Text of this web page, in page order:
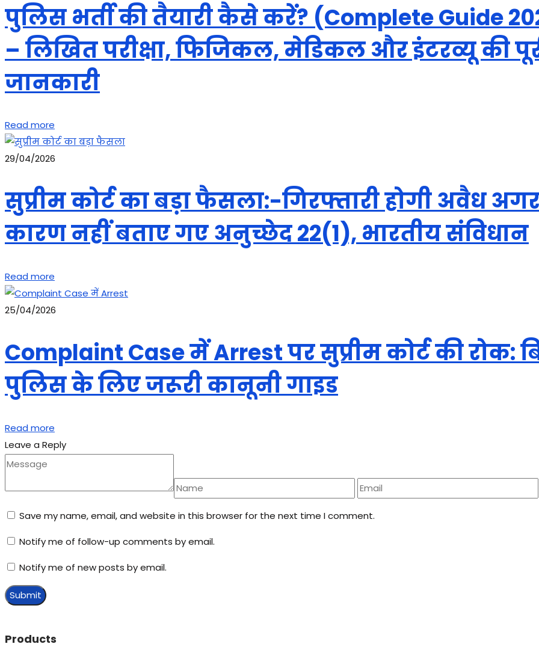
पुलिस भर्ती की तैयारी कैसे करें? (Complete Guide
– लिखित परीक्षा, फिजिकल, मेडिकल और इंटरव्यू की
जानकारी
Read more
29/04/2026
सुप्रीम कोर्ट का बड़ा फैसला:-गिरफ्तारी होगी अवैध
कारण नहीं बताए गए अनुच्छेद 22(1), भारतीय संविधान
Read more
25/04/2026
Complaint Case में Arrest पर सुप्रीम कोर्ट की रोक:
पुलिस के लिए जरूरी कानूनी गाइड
Read more
Leave a Reply
Save my name, email, and website in this browser for the next time I comment.
Notify me of follow-up comments by email.
Notify me of new posts by email.
Products